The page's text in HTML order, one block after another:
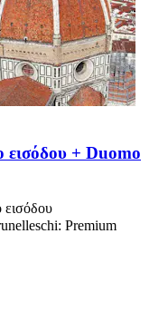
εισόδου + Duomo
εισόδου
Premium